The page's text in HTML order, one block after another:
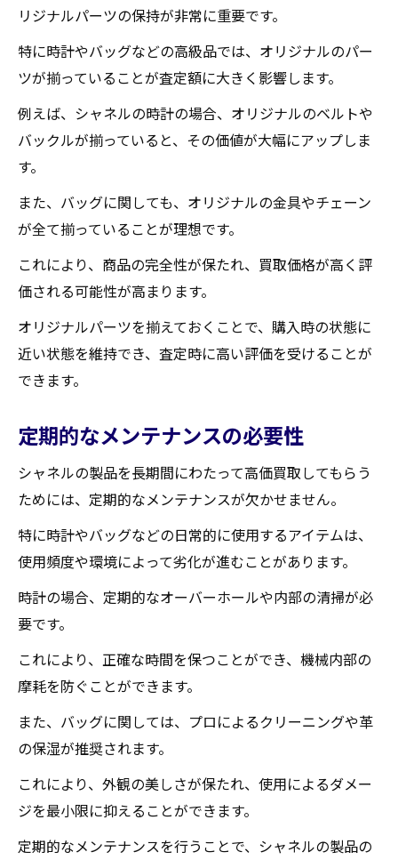
リジナルパーツの保持が非常に重要です。
特に時計やバッグなどの高級品では、オリジナルのパー
ツが揃っていることが査定額に大きく影響します。
例えば、シャネルの時計の場合、オリジナルのベルトや
バックルが揃っていると、その価値が大幅にアップしま
す。
また、バッグに関しても、オリジナルの金具やチェーン
が全て揃っていることが理想です。
これにより、商品の完全性が保たれ、買取価格が高く評
価される可能性が高まります。
オリジナルパーツを揃えておくことで、購入時の状態に
近い状態を維持でき、査定時に高い評価を受けることが
できます。
定期的なメンテナンスの必要性
シャネルの製品を長期間にわたって高価買取してもらう
ためには、定期的なメンテナンスが欠かせません。
特に時計やバッグなどの日常的に使用するアイテムは、
使用頻度や環境によって劣化が進むことがあります。
時計の場合、定期的なオーバーホールや内部の清掃が必
要です。
これにより、正確な時間を保つことができ、機械内部の
摩耗を防ぐことができます。
また、バッグに関しては、プロによるクリーニングや革
の保湿が推奨されます。
これにより、外観の美しさが保たれ、使用によるダメー
ジを最小限に抑えることができます。
定期的なメンテナンスを行うことで、シャネルの製品の